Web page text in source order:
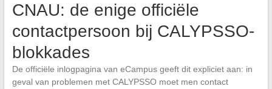
CNAU: de enige officiële
contactpersoon bij CALYPSSO-
blokkades
De officiële inlogpagina van eCampus geeft dit expliciet aan: in
geval van problemen met CALYPSSO moet men contact